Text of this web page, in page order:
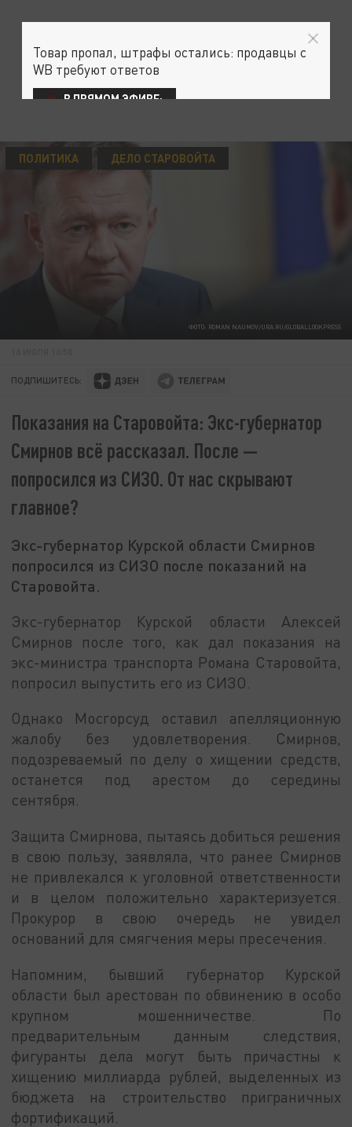
ФОТО: ROMAN NAUMOV/URA.RU/GLOBALLOOKPRESS
ПОЛИТИКА ДЕЛО СТАРОВОЙТА
ПОДПИШИТЕСЬ:
Показания на Старовойта: Экс-губернатор
Смирнов всё рассказал. После —
попросился из СИЗО. От нас скрывают
главное?
Экс-губернатор Курской области Смирнов
попросился из СИЗО после показаний на
Старовойта.
Экс-губернатор Курской области Алексей
Смирнов после того, как дал показания на
экс-министра транспорта Романа Старовойта,
попросил выпустить его из СИЗО.
Однако Мосгорсуд оставил апелляционную
жалобу без удовлетворения. Смирнов,
подозреваемый по делу о хищении средств,
останется под арестом до середины
сентября.
Защита Смирнова, пытаясь добиться решения
в свою пользу, заявляла, что ранее Смирнов
не привлекался к уголовной ответственности
и в целом положительно характеризуется.
Прокурор в свою очередь не увидел
оснований для смягчения меры пресечения.
Напомним, бывший губернатор Курской
области был арестован по обвинению в особо
крупном мошенничестве. По
предварительным данным следствия,
фигуранты дела могут быть причастны к
хищению миллиарда рублей, выделенных из
бюджета на строительство приграничных
фортификаций.
Товар пропал, штрафы остались: продавцы с
WB требуют ответов
В ПРЯМОМ ЭФИРЕ: